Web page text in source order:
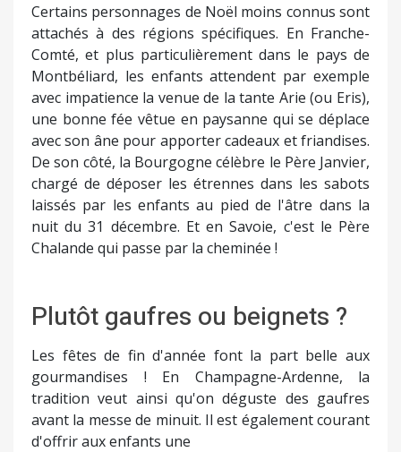
Certains personnages de Noël moins connus sont
attachés à des régions spécifiques. En Franche-
Comté, et plus particulièrement dans le pays de
Montbéliard, les enfants attendent par exemple
avec impatience la venue de la tante Arie (ou Eris),
une bonne fée vêtue en paysanne qui se déplace
avec son âne pour apporter cadeaux et friandises.
De son côté, la Bourgogne célèbre le Père Janvier,
chargé de déposer les étrennes dans les sabots
laissés par les enfants au pied de l'âtre dans la
nuit du 31 décembre. Et en Savoie, c'est le Père
Chalande qui passe par la cheminée !
Plutôt gaufres ou beignets ?
Les fêtes de fin d'année font la part belle aux
gourmandises ! En Champagne-Ardenne, la
tradition veut ainsi qu'on déguste des gaufres
avant la messe de minuit. Il est également courant
d'offrir aux enfants une